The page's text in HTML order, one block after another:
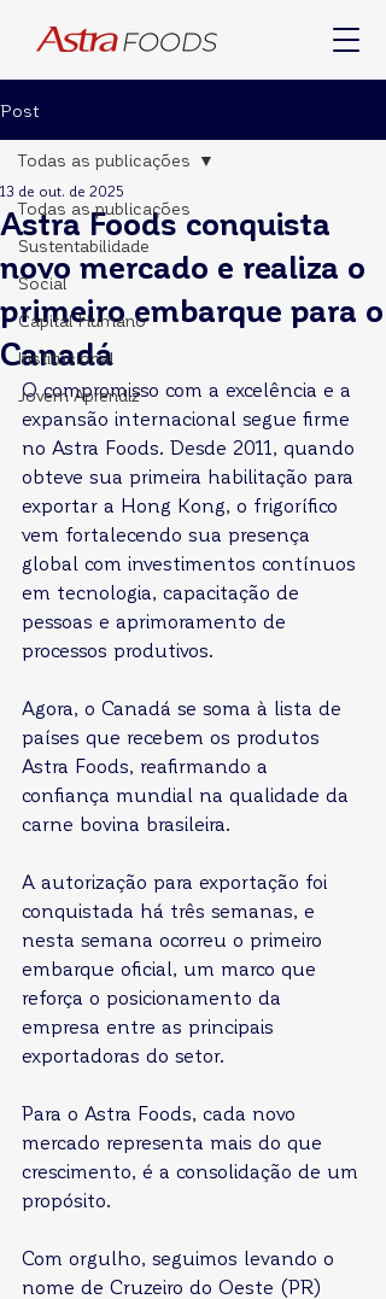
Post
Todas as publicações
Sustentabilidade
Social
Capital Humano
Institucional
Jovem Aprendiz
Todas as publicações
Astra Foods conquista
novo mercado e realiza o
primeiro embarque para o
Canadá
13 de out. de 2025
O compromisso com a excelência e a
expansão internacional segue firme
no Astra Foods. Desde 2011, quando
obteve sua primeira habilitação para
exportar a Hong Kong, o frigorífico
vem fortalecendo sua presença
global com investimentos contínuos
em tecnologia, capacitação de
pessoas e aprimoramento de
processos produtivos.
Agora, o Canadá se soma à lista de
países que recebem os produtos
Astra Foods, reafirmando a
confiança mundial na qualidade da
carne bovina brasileira.
A autorização para exportação foi
conquistada há três semanas, e
nesta semana ocorreu o primeiro
embarque oficial, um marco que
reforça o posicionamento da
empresa entre as principais
exportadoras do setor.
Para o Astra Foods, cada novo
mercado representa mais do que
crescimento, é a consolidação de um
propósito.
Com orgulho, seguimos levando o
nome de Cruzeiro do Oeste (PR)